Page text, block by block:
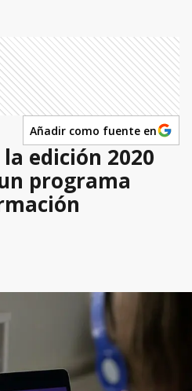
Añadir como fuente en
edición 2020
programa